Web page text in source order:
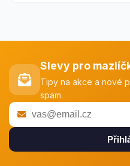
Slevy pro
Tipy na akce a nové
spam.